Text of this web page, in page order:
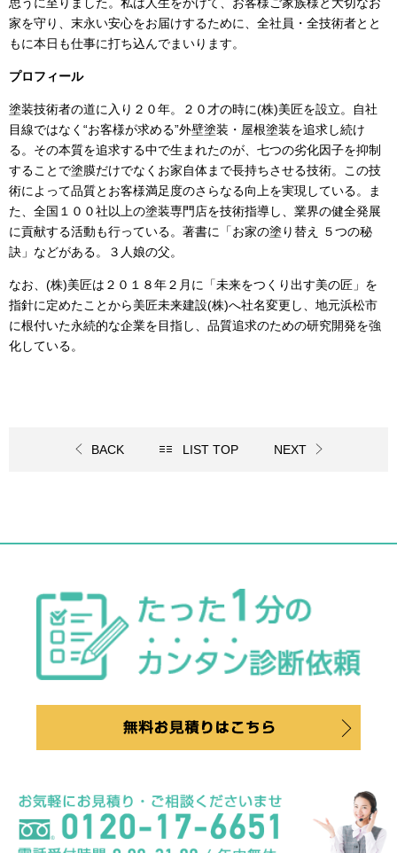
家を守り、末永い安心をお届けするために、全社員・全技術者とと
もに本日も仕事に打ち込んでまいります。
プロフィール
塗装技術者の道に入り２０年。２０才の時に(株)美匠を設立。自社
目線ではなく“お客様が求める”外壁塗装・屋根塗装を追求し続け
る。その本質を追求する中で生まれたのが、七つの劣化因子を抑制
することで塗膜だけでなくお家自体まで長持ちさせる技術。この技
術によって品質とお客様満足度のさらなる向上を実現している。ま
た、全国１００社以上の塗装専門店を技術指導し、業界の健全発展
に貢献する活動も行っている。著書に「お家の塗り替え ５つの秘
訣」などがある。３人娘の父。
なお、 (株)美匠は２０１８年２月に「未来をつくり出す美の匠」を
指針に定めたことから美匠未来建設(株)へ社名変更し、地元浜松市
に根付いた永続的な企業を目指し、品質追求のための研究開発を強
化している。
BACK LIST TOP NEXT